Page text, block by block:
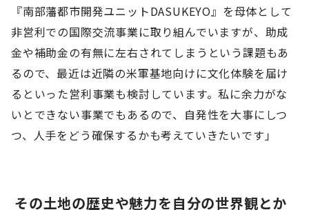
『南部藩都市開発ユニットDASUKEYO』を母体として
非営利での国際交流事業に取り組んでいますが、助成
金や補助金の有無に左右されてしまうという課題もあ
るので、最近は近隣の米軍基地向けに文化体験を届け
るといった営利事業も検討しています。私に余力がな
いとできない事業でもあるので、自発性を大事にしつ
つ、人手をどう確保するかも考えていきたいです」
その土地の歴史や魅力を自分の世界観とか